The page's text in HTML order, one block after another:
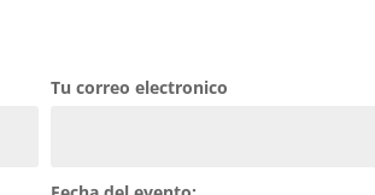
Tu correo electronico